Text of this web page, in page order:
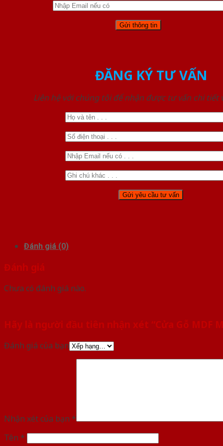
ĐĂNG KÝ TƯ VẤN
Liên hệ với chúng tôi để nhận được tư vấn chi tiết
Đánh giá (0)
Đánh giá
Chưa có đánh giá nào.
Hãy là người đầu tiên nhận xét “Cửa Gỗ MDF
Đánh giá của bạn
Nhận xét của bạn *
Tên *